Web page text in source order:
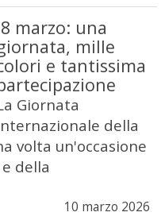
8 marzo: una
mille
e tantissima
Giornata
della
volta un'occasione
della
10 marzo 2026